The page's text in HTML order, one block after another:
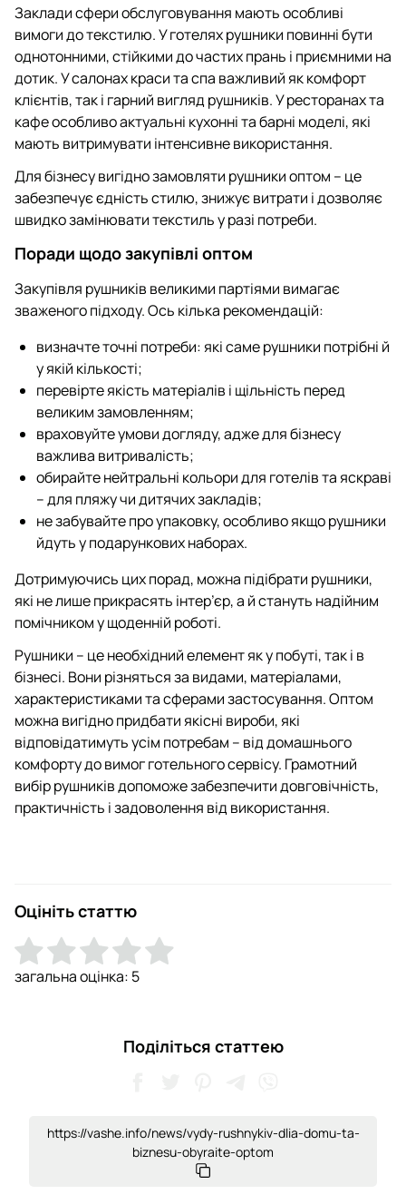
Заклади сфери обслуговування мають особливі
вимоги до текстилю. У готелях рушники повинні бути
однотонними, стійкими до частих прань і приємними на
дотик. У салонах краси та спа важливий як комфорт
клієнтів, так і гарний вигляд рушників. У ресторанах та
кафе особливо актуальні кухонні та барні моделі, які
мають витримувати інтенсивне використання.
Для бізнесу вигідно замовляти рушники оптом – це
забезпечує єдність стилю, знижує витрати і дозволяє
швидко замінювати текстиль у разі потреби.
Поради щодо закупівлі оптом
Закупівля рушників великими партіями вимагає
зваженого підходу. Ось кілька рекомендацій:
визначте точні потреби: які саме рушники потрібні й
у якій кількості;
перевірте якість матеріалів і щільність перед
великим замовленням;
враховуйте умови догляду, адже для бізнесу
важлива витривалість;
обирайте нейтральні кольори для готелів та яскраві
– для пляжу чи дитячих закладів;
не забувайте про упаковку, особливо якщо рушники
йдуть у подарункових наборах.
Дотримуючись цих порад, можна підібрати рушники,
які не лише прикрасять інтер’єр, а й стануть надійним
помічником у щоденній роботі.
Рушники – це необхідний елемент як у побуті, так і в
бізнесі. Вони різняться за видами, матеріалами,
характеристиками та сферами застосування. Оптом
можна вигідно придбати якісні вироби, які
відповідатимуть усім потребам – від домашнього
комфорту до вимог готельного сервісу. Грамотний
вибір рушників допоможе забезпечити довговічність,
практичність і задоволення від використання.
Оцініть статтю
загальна оцінка: 5
Поділіться статтею
https://vashe.info/news/vydy-rushnykiv-dlia-domu-ta-
biznesu-obyraite-optom